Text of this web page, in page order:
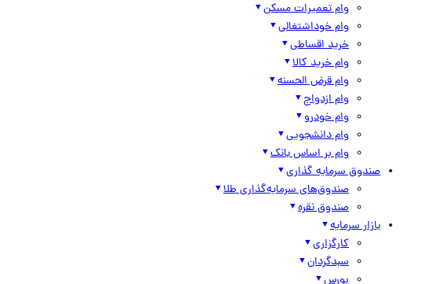
وام تعمیرات مسکن
وام خوداشتغالی
خرید اقساطی
وام خرید کالا
وام قرض الحسنه
وام ازدواج
وام خودرو
وام دانشجویی
وام بر اساس بانک
صندوق سرمایه گذاری
صندوق‌های سرمایه‌گذاری طلا
صندوق نقره
بازار سرمایه
کارگزاری
سبدگردان
بورس